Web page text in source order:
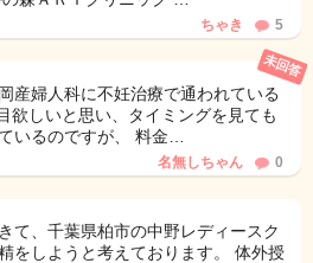
ちゃき 5
産婦人科に不妊治療で通われている
欲しいと思い、タイミングを見ても
いるのですが、 料金…
未回答
名無しちゃん 0
て、千葉県柏市の中野レディースク
をしようと考えております。 体外授